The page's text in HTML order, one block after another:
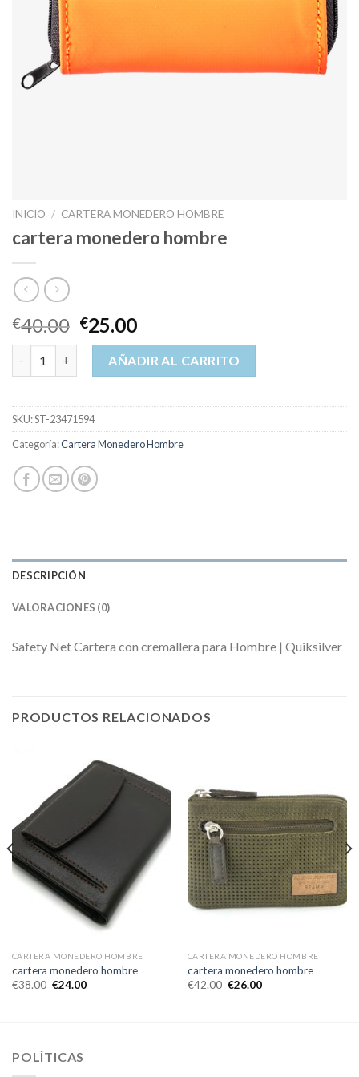
INICIO / CARTERA MONEDERO HOMBRE
cartera monedero hombre
€40.00 €25.00
cartera monedero hombre cantidad
AÑADIR AL CARRITO
SKU:ST-23471594
Categoría:Cartera Monedero Hombre
DESCRIPCIÓN
VALORACIONES (0)
Safety Net Cartera con cremallera para Hombre | Quiksilver
PRODUCTOS RELACIONADOS
CARTERA MONEDERO HOMBRE
cartera monedero hombre
€38.00 €24.00
CARTERA MONEDERO HOMBRE
cartera monedero hombre
€42.00 €26.00
POLÍTICAS